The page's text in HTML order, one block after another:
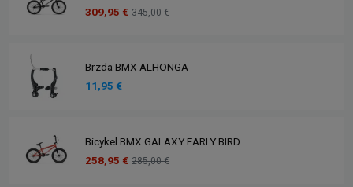
309,95 € 345,00 €
Brzda BMX ALHONGA
11,95 €
Bicykel BMX GALAXY EARLY BIRD
258,95 € 285,00 €